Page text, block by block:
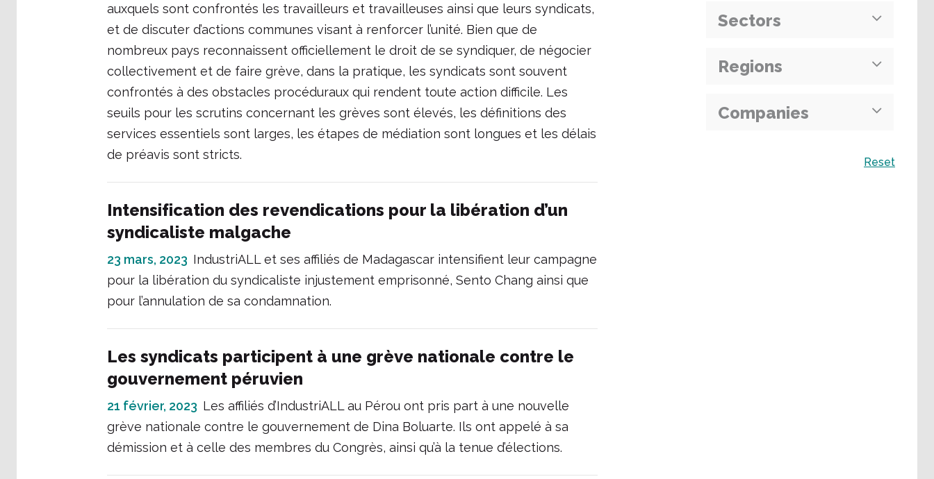
auxquels sont confrontés les travailleurs et travailleuses ainsi que leurs syndicats,
et de discuter d’actions communes visant à renforcer l’unité. Bien que de
nombreux pays reconnaissent officiellement le droit de se syndiquer, de négocier
collectivement et de faire grève, dans la pratique, les syndicats sont souvent
confrontés à des obstacles procéduraux qui rendent toute action difficile. Les
seuils pour les scrutins concernant les grèves sont élevés, les définitions des
services essentiels sont larges, les étapes de médiation sont longues et les délais
de préavis sont stricts.
Intensification des revendications pour la libération d’un
syndicaliste malgache
23 mars, 2023 IndustriALL et ses affiliés de Madagascar intensifient leur campagne
pour la libération du syndicaliste injustement emprisonné, Sento Chang ainsi que
pour l’annulation de sa condamnation.
Les syndicats participent à une grève nationale contre le
gouvernement péruvien
21 février, 2023 Les affiliés d’IndustriALL au Pérou ont pris part à une nouvelle
grève nationale contre le gouvernement de Dina Boluarte. Ils ont appelé à sa
démission et à celle des membres du Congrès, ainsi qu’à la tenue d’élections.
Sectors
Regions
Companies
Reset